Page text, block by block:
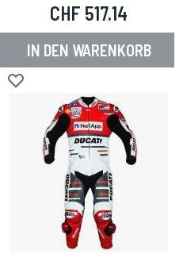
CHF 517.14
IN DEN WARENKORB
Zur Wunschliste hinzufügen